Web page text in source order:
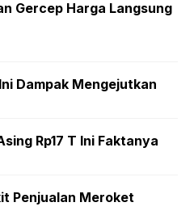
Gercep Harga Langsung
Dampak Mengejutkan
Rp17 T Ini Faktanya
Penjualan Meroket